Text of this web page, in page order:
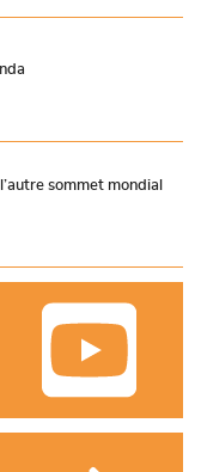
sommet mondial